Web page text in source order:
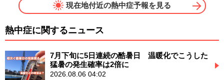
現在地付近の熱中症予報を見る
熱中症に関するニュース
7月下旬に5日連続の酷暑日 温暖化でこうした
猛暑の発生確率は2倍に
2026.08.06 04:02